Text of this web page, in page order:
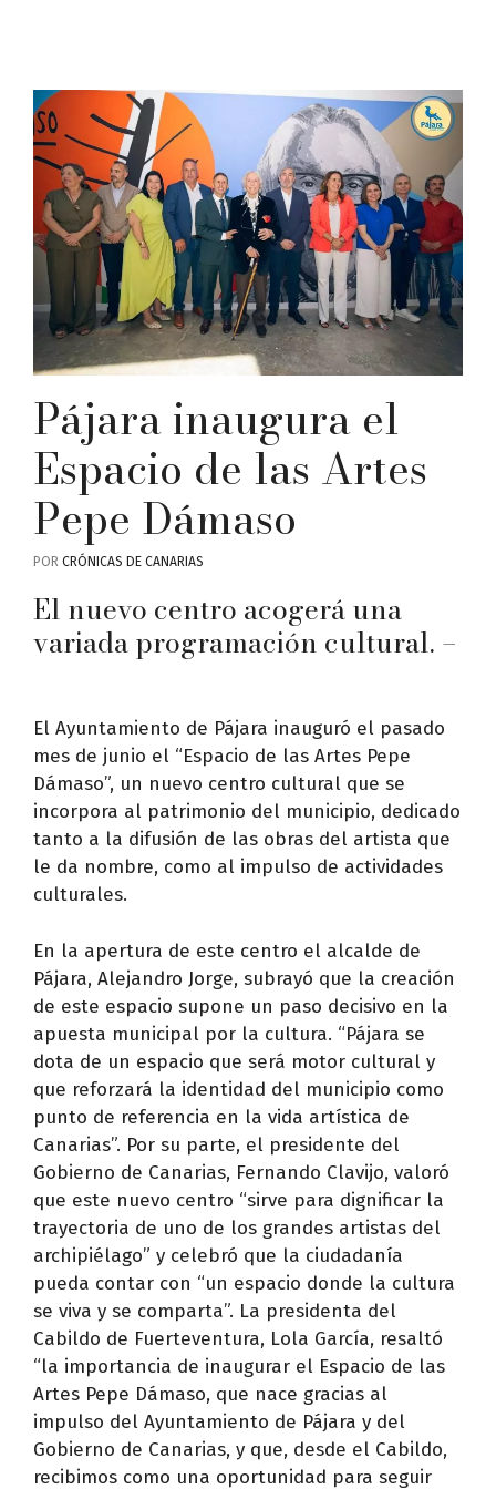
Pájara inaugura el
Espacio de las Artes
Pepe Dámaso
POR CRÓNICAS DE CANARIAS
El nuevo centro acogerá una
variada programación cultural. –
El Ayuntamiento de Pájara inauguró el pasado
mes de junio el “Espacio de las Artes Pepe
Dámaso”, un nuevo centro cultural que se
incorpora al patrimonio del municipio, dedicado
tanto a la difusión de las obras del artista que
le da nombre, como al impulso de actividades
culturales.
En la apertura de este centro el alcalde de
Pájara, Alejandro Jorge, subrayó que la creación
de este espacio supone un paso decisivo en la
apuesta municipal por la cultura. “Pájara se
dota de un espacio que será motor cultural y
que reforzará la identidad del municipio como
punto de referencia en la vida artística de
Canarias”. Por su parte, el presidente del
Gobierno de Canarias, Fernando Clavijo, valoró
que este nuevo centro “sirve para dignificar la
trayectoria de uno de los grandes artistas del
archipiélago” y celebró que la ciudadanía
pueda contar con “un espacio donde la cultura
se viva y se comparta”. La presidenta del
Cabildo de Fuerteventura, Lola García, resaltó
“la importancia de inaugurar el Espacio de las
Artes Pepe Dámaso, que nace gracias al
impulso del Ayuntamiento de Pájara y del
Gobierno de Canarias, y que, desde el Cabildo,
recibimos como una oportunidad para seguir